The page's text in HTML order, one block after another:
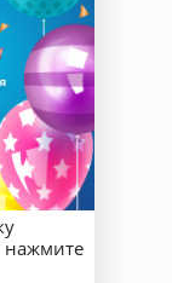
нажмите